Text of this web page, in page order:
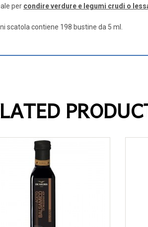
per condire verdure e legumi crudi o
scatola contiene 198 bustine da 5 ml.